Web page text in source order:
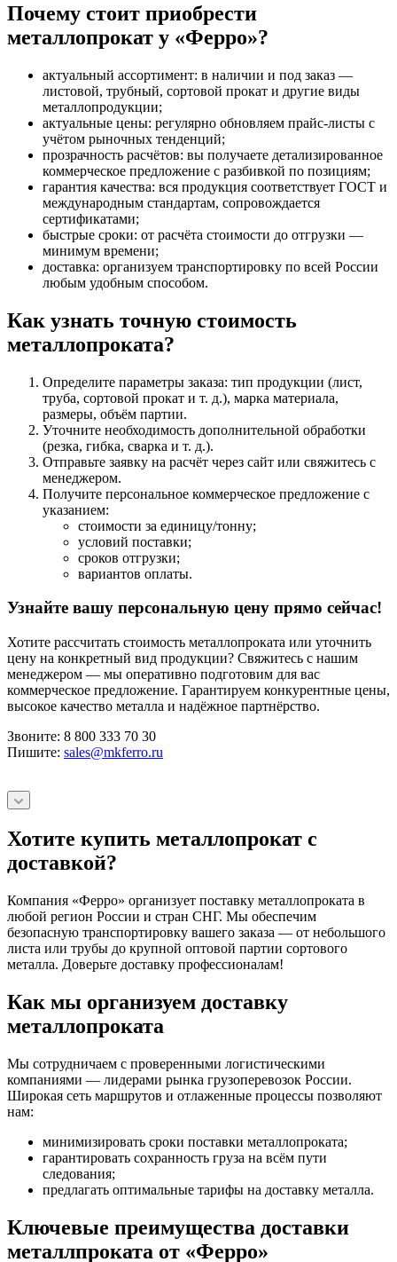
Почему стоит приобрести
металлопрокат у «Ферро»?
актуальный ассортимент: в наличии и под заказ —
листовой, трубный, сортовой прокат и другие виды
металлопродукции;
актуальные цены: регулярно обновляем прайс‑листы с
учётом рыночных тенденций;
прозрачность расчётов: вы получаете детализированное
коммерческое предложение с разбивкой по позициям;
гарантия качества: вся продукция соответствует ГОСТ и
международным стандартам, сопровождается
сертификатами;
быстрые сроки: от расчёта стоимости до отгрузки —
минимум времени;
доставка: организуем транспортировку по всей России
любым удобным способом.
Как узнать точную стоимость
металлопроката?
Определите параметры заказа: тип продукции (лист,
труба, сортовой прокат и т. д.), марка материала,
размеры, объём партии.
Уточните необходимость дополнительной обработки
(резка, гибка, сварка и т. д.).
Отправьте заявку на расчёт через сайт или свяжитесь с
менеджером.
Получите персональное коммерческое предложение с
указанием:
стоимости за единицу/тонну;
условий поставки;
сроков отгрузки;
вариантов оплаты.
Узнайте вашу персональную цену прямо сейчас!
Хотите рассчитать стоимость металлопроката или уточнить
цену на конкретный вид продукции? Свяжитесь с нашим
менеджером — мы оперативно подготовим для вас
коммерческое предложение. Гарантируем конкурентные цены,
высокое качество металла и надёжное партнёрство.
Звоните: 8 800 333 70 30
Пишите: sales@mkferro.ru
Хотите купить металлопрокат с
доставкой?
Компания «Ферро» организует поставку металлопроката в
любой регион России и стран СНГ. Мы обеспечим
безопасную транспортировку вашего заказа — от небольшого
листа или трубы до крупной оптовой партии сортового
металла. Доверьте доставку профессионалам!
Как мы организуем доставку
металлопроката
Мы сотрудничаем с проверенными логистическими
компаниями — лидерами рынка грузоперевозок России.
Широкая сеть маршрутов и отлаженные процессы позволяют
нам:
минимизировать сроки поставки металлопроката;
гарантировать сохранность груза на всём пути
следования;
предлагать оптимальные тарифы на доставку металла.
Ключевые преимущества доставки
металлпроката от «Ферро»